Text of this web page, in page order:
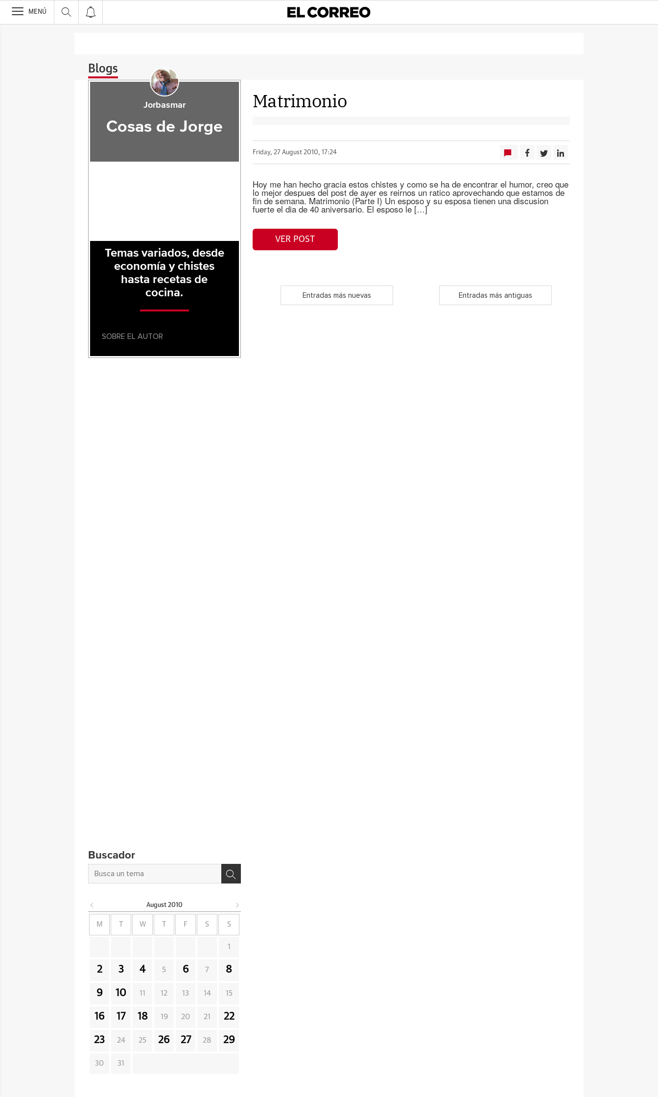
>
MENÚ
Blogs
Matrimonio
Friday, 27 August 2010, 17:24
Hoy me han hecho gracia estos chistes y como se ha de encontrar el humor, creo que
lo mejor despues del post de ayer es reirnos un ratico aprovechando que estamos de
fin de semana. Matrimonio (Parte I) Un esposo y su esposa tienen una discusion
fuerte el dia de 40 aniversario. El esposo le […]
VER POST
Entradas más nuevas Entradas más antiguas
Jorbasmar
Cosas de Jorge
Temas variados, desde
economía y chistes
hasta recetas de
cocina.
SOBRE EL AUTOR
Buscador
August 2010
M W F S S
1
2 3 4 5 6 7 8
9 10 11 12 13 14 15
16 17 18 19 20 21 22
23 24 25 26 27 28 29
30 31